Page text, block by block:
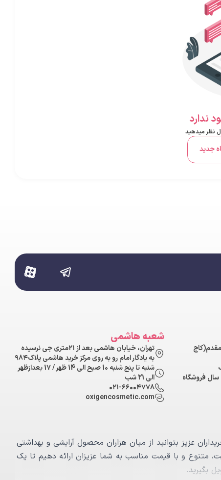
ندارد
نظر میدهید
جدید
فروشگاه
شعبه هاشمی
تهران، خیابان هاشمی بعد از ۲۱متری جی نرسیده
به یادگار امام رو به روی مرکز خرید هاشمی پلاک۹۸۴
شنبه تا پنج شنبه 10 صبح الی 14 ظهر / 17 بعدازظهر
الی 21 شب
۰۲۱-۶۶۰۰۴۷۷۸
oxigencosmetic.com
عزیز بتوانید از ميان هزاران محصول آرایشی و بهداشتی
متنوع و با قیمت مناسب به شما عزیزان ارائه دهیم تا یک
بگیرید.